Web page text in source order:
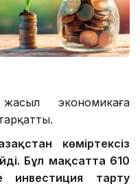
экономикаға
көміртексіз
Бұл мақсатта 610
инвестиция тарту